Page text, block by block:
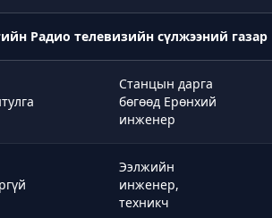
Радио телевизийн сүлжээний газар
Станцын дарга
бөгөөд Ерөнхий
инженер
Ээлжийн
инженер,
техникч